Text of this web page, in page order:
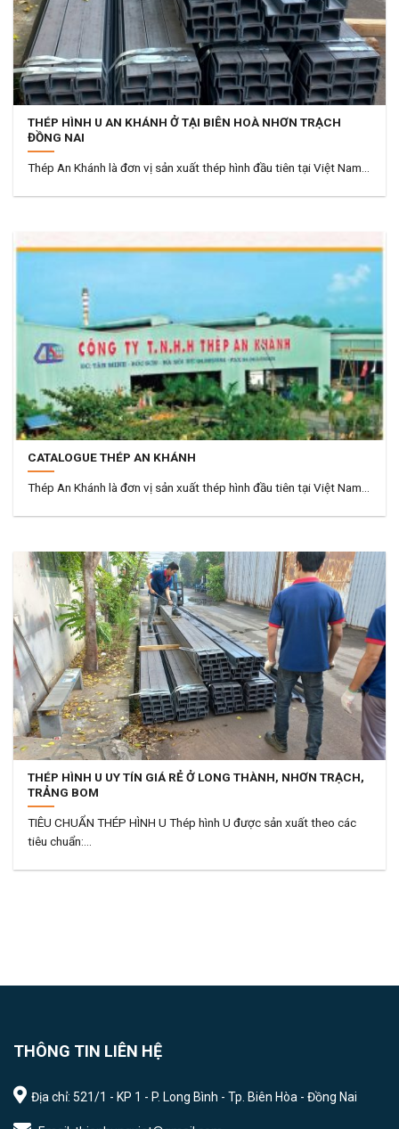
THÉP HÌNH U AN KHÁNH Ở TẠI BIÊN HOÀ NHƠN TRẠCH
ĐỒNG NAI
Thép An Khánh là đơn vị sản xuất thép hình đầu tiên tại Việt Nam...
CATALOGUE THÉP AN KHÁNH
Thép An Khánh là đơn vị sản xuất thép hình đầu tiên tại Việt Nam...
THÉP HÌNH U UY TÍN GIÁ RẺ Ở LONG THÀNH, NHƠN TRẠCH,
TRẢNG BOM
TIÊU CHUẨN THÉP HÌNH U Thép hình U được sản xuất theo các
tiêu chuẩn:...
THÔNG TIN LIÊN HỆ
Địa chỉ: 521/1 - KP 1 - P. Long Bình - Tp. Biên Hòa - Đồng Nai